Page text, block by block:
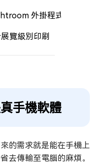
外掛程式
覽級別印刷
手機軟體
的需求就是能在手機上
去傳輸至電腦的麻煩。